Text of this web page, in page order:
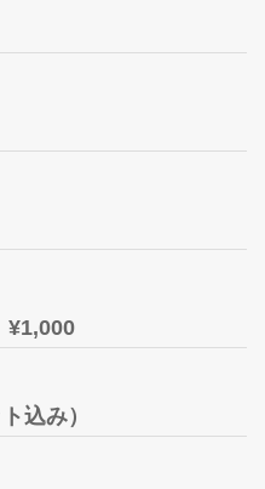
込み）